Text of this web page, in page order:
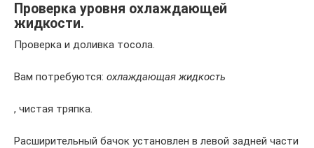
Проверка уровня охлаждающей
жидкости.
Проверка и доливка тосола.
Вам потребуются: охлаждающая жидкость
, чистая тряпка.
Расширительный бачок установлен в левой задней части